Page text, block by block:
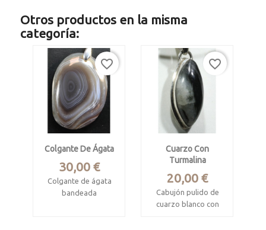
Otros productos en la misma
categoría:
Colgante De Ágata
Precio
30,00 €
Colgante de ágata
bandeada
favorite_border
Cuarzo Con
Turmalina
Precio
20,00 €
Cabujón pulido de
cuarzo blanco con
favorite_border